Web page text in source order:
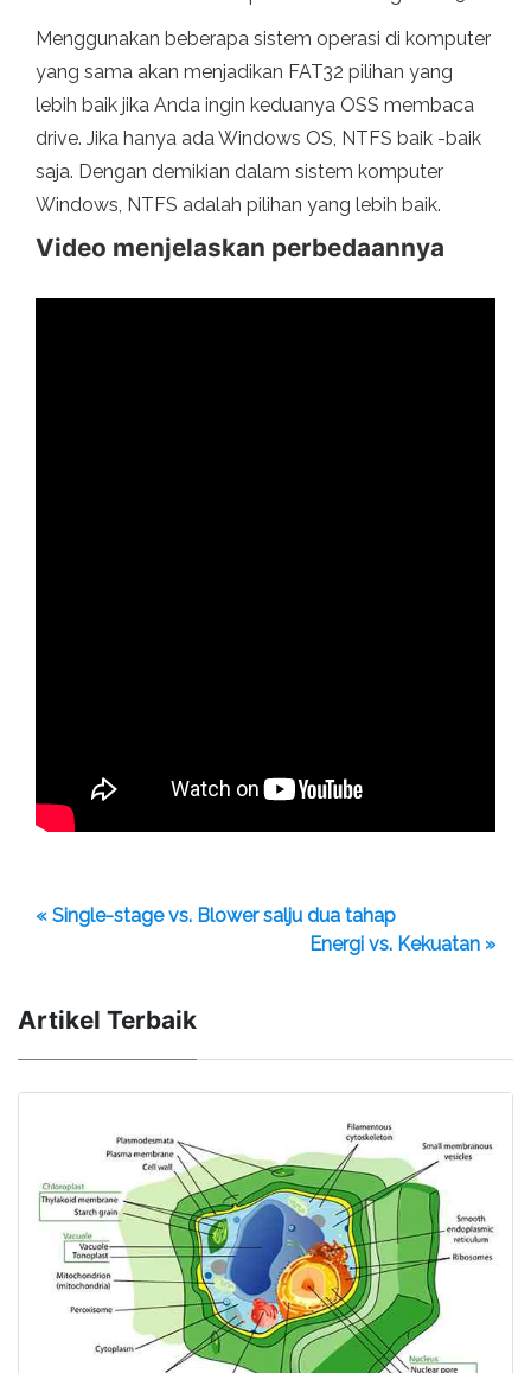
Menggunakan beberapa sistem operasi di komputer
yang sama akan menjadikan FAT32 pilihan yang
lebih baik jika Anda ingin keduanya OSS membaca
drive. Jika hanya ada Windows OS, NTFS baik -baik
saja. Dengan demikian dalam sistem komputer
Windows, NTFS adalah pilihan yang lebih baik.
Video menjelaskan perbedaannya
« Single-stage vs. Blower salju dua tahap
Energi vs. Kekuatan »
Artikel Terbaik